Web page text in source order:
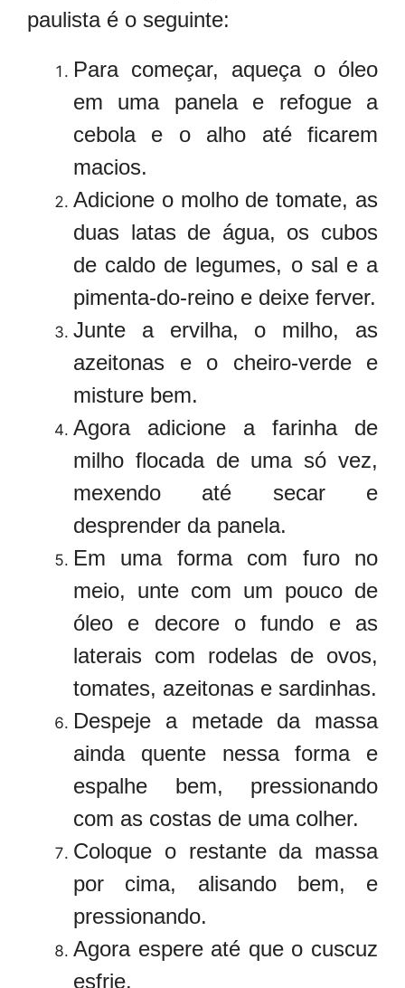
paulista é o seguinte:
Para começar, aqueça o óleo
em uma panela e refogue a
cebola e o alho até ficarem
macios.
Adicione o molho de tomate, as
duas latas de água, os cubos
de caldo de legumes, o sal e a
pimenta-do-reino e deixe ferver.
Junte a ervilha, o milho, as
azeitonas e o cheiro-verde e
misture bem.
Agora adicione a farinha de
milho flocada de uma só vez,
mexendo até secar e
desprender da panela.
Em uma forma com furo no
meio, unte com um pouco de
óleo e decore o fundo e as
laterais com rodelas de ovos,
tomates, azeitonas e sardinhas.
Despeje a metade da massa
ainda quente nessa forma e
espalhe bem, pressionando
com as costas de uma colher.
Coloque o restante da massa
por cima, alisando bem, e
pressionando.
Agora espere até que o cuscuz
esfrie.